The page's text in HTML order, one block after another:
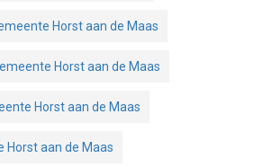
Horst aan de Maas
Horst aan de Maas
Horst aan de Maas
Horst aan de Maas